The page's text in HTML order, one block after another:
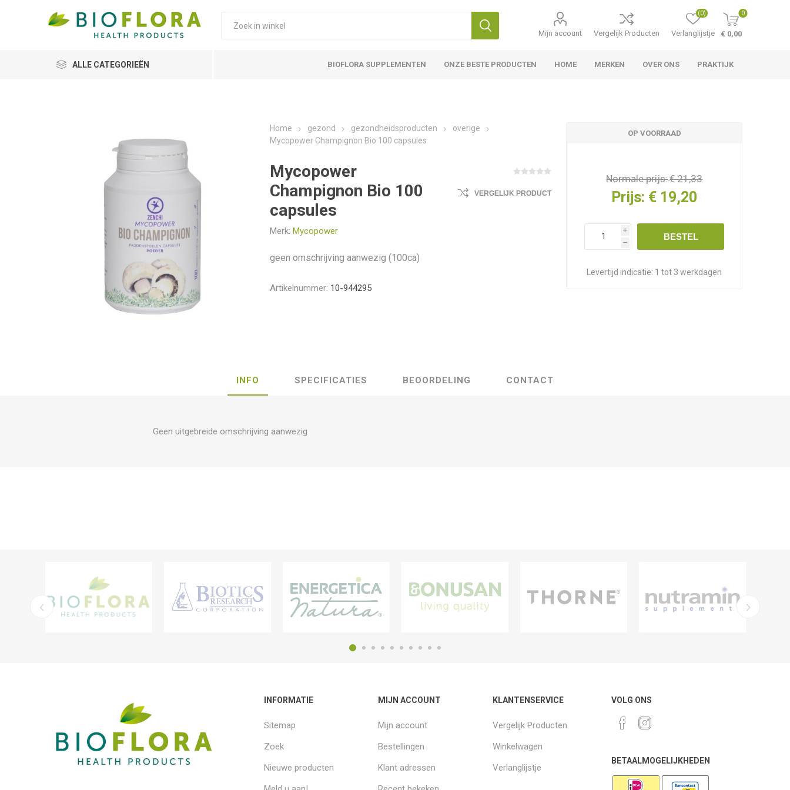
Mijn account Vergelijk Producten Verlanglijstje
(0) 0
€ 0,00
ALLE CATEGORIEËN BIOFLORA SUPPLEMENTEN ONZE BESTE PRODUCTEN HOME MERKEN OVER ONS PRAKTIJK
Home gezond gezondheidsproducten
overige
Mycopower Champignon Bio 100 capsules
Mycopower
Champignon Bio 100
capsules
Merk: Mycopower
VERGELIJK PRODUCT
geen omschrijving aanwezig (100ca)
Artikelnummer: 10-944295
OP VOORRAAD
Normale prijs:€ 21,33
Prijs: € 19,20
i
h
BESTEL
Levertijd indicatie: 1 tot 3 werkdagen
INFO SPECIFICATIES BEOORDELING CONTACT
Geen uitgebreide omschrijving aanwezig
INFORMATIE
Sitemap
Zoek
Nieuwe producten
MIJN ACCOUNT
Mijn account
Bestellingen
Klant adressen
KLANTENSERVICE
Vergelijk Producten
Winkelwagen
Verlanglijstje
VOLG ONS
BETAALMOGELIJKHEDEN